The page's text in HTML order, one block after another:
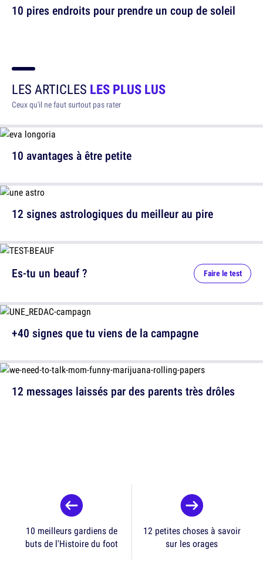
10 pires endroits pour prendre un coup de soleil
LES ARTICLES LES PLUS LUS
Ceux qu'il ne faut surtout pas rater
10 avantages à être petite
12 signes astrologiques du meilleur au pire
12 messages laissés par des parents très drôles
Es-tu un beauf ? Faire le test
+40 signes que tu viens de la campagne
10 meilleurs gardiens de
buts de l'Histoire du foot
12 petites choses à savoir
sur les orages